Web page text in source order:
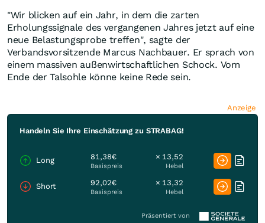
"Wir blicken auf ein Jahr, in dem die zarten
Erholungssignale des vergangenen Jahres jetzt auf eine
neue Belastungsprobe treffen", sagte der
Verbandsvorsitzende Marcus Nachbauer. Er sprach von
einem massiven außenwirtschaftlichen Schock. Vom
Ende der Talsohle könne keine Rede sein.
Anzeige
Handeln Sie Ihre Einschätzung zu STRABAG!
Long 81,38€
Basispreis
× 13,52
Hebel
Short 92,02€
Basispreis
× 13,32
Hebel
Präsentiert von